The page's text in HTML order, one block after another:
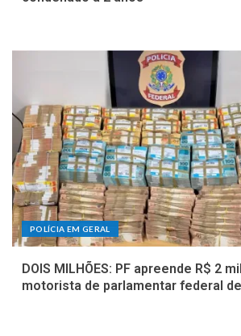
POLÍCIA EM GERAL
DOIS MILHÕES: PF apreende R$ 2
motorista de parlamentar federal